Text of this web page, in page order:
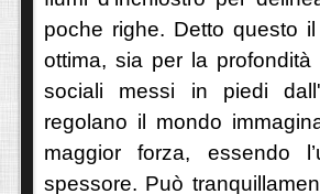
poche righe. Detto questo
ottima, sia per la
sociali messi in piedi
regolano il mondo
maggior forza, essendo
spessore. Può